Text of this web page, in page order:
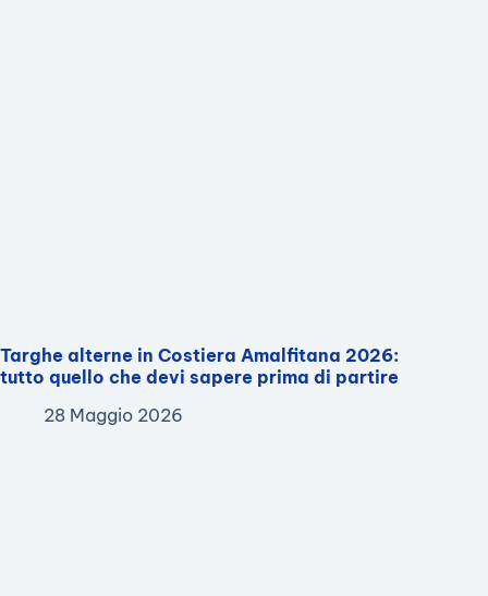
Targhe alterne in Costiera Amalfitana 2026:
tutto quello che devi sapere prima di partire
28 Maggio 2026